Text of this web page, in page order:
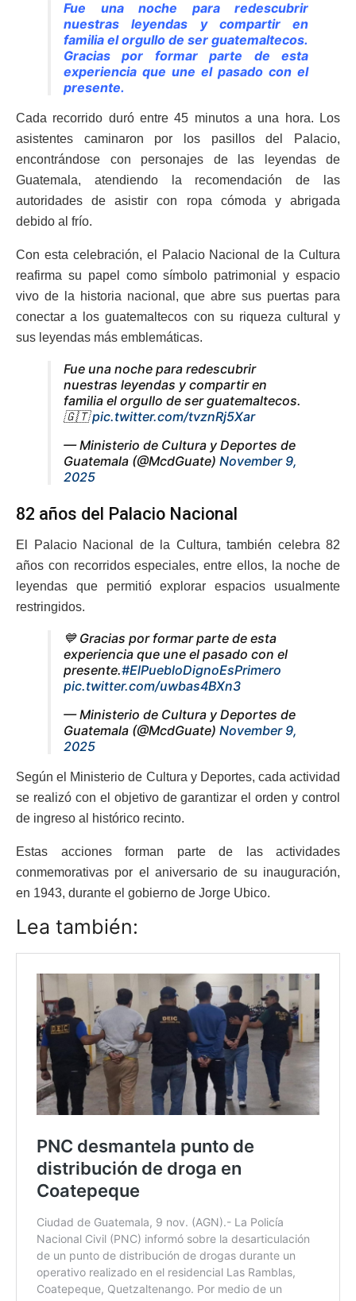
Fue una noche para redescubrir
nuestras leyendas y compartir en
familia el orgullo de ser guatemaltecos.
Gracias por formar parte de esta
experiencia que une el pasado con el
presente.
Cada recorrido duró entre 45 minutos a una hora. Los
asistentes caminaron por los pasillos del Palacio,
encontrándose con personajes de las leyendas de
Guatemala, atendiendo la recomendación de las
autoridades de asistir con ropa cómoda y abrigada
debido al frío.
Con esta celebración, el Palacio Nacional de la Cultura
reafirma su papel como símbolo patrimonial y espacio
vivo de la historia nacional, que abre sus puertas para
conectar a los guatemaltecos con su riqueza cultural y
sus leyendas más emblemáticas.
Fue una noche para redescubrir
nuestras leyendas y compartir en
familia el orgullo de ser guatemaltecos.
🇬🇹pic.twitter.com/tvznRj5Xar
— Ministerio de Cultura y Deportes de
Guatemala (@McdGuate) November 9,
2025
82 años del Palacio Nacional
El Palacio Nacional de la Cultura, también celebra 82
años con recorridos especiales, entre ellos, la noche de
leyendas que permitió explorar espacios usualmente
restringidos.
💙 Gracias por formar parte de esta
experiencia que une el pasado con el
presente.#ElPuebloDignoEsPrimero
pic.twitter.com/uwbas4BXn3
— Ministerio de Cultura y Deportes de
Guatemala (@McdGuate) November 9,
2025
Según el Ministerio de Cultura y Deportes, cada actividad
se realizó con el objetivo de garantizar el orden y control
de ingreso al histórico recinto.
Estas acciones forman parte de las actividades
conmemorativas por el aniversario de su inauguración,
en 1943, durante el gobierno de Jorge Ubico.
Lea también: